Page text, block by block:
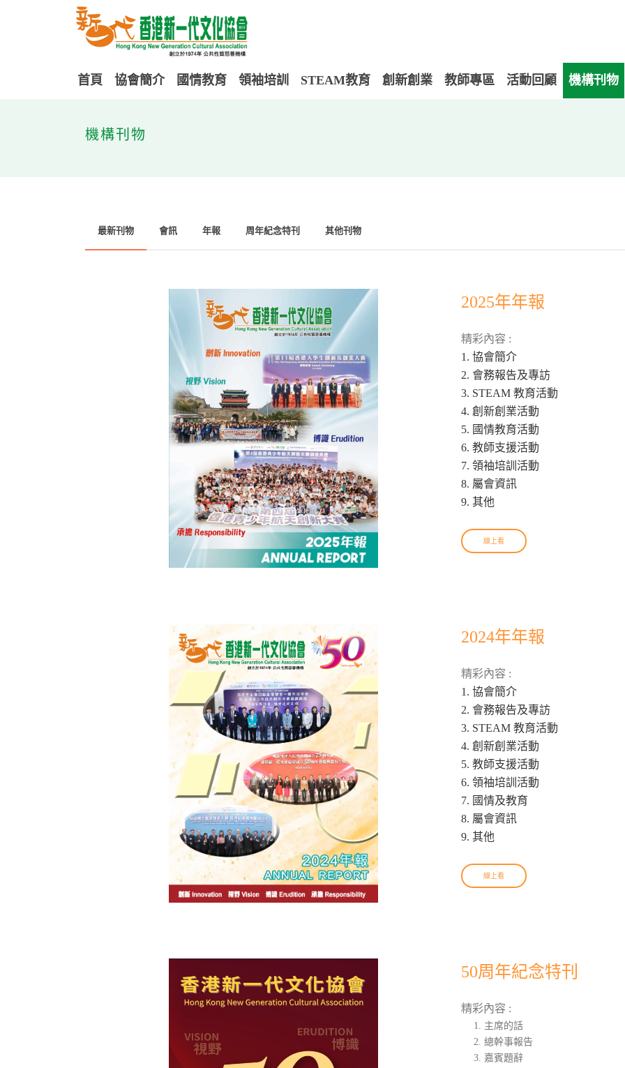
首頁 協會簡介 國情教育 領袖培訓 STEAM教育 創新創業 教師專區 活動回顧 機構刊物
機構刊物
最新刊物 會訊 年報 周年紀念特刊 其他刊物
2025年年報
精彩內容 :
1. 協會簡介
2. 會務報告及專訪
3. STEAM 教育活動
4. 創新創業活動
5. 國情教育活動
6. 教師支援活動
7. 領袖培訓活動
8. 屬會資訊
9. 其他
線上看
2024年年報
精彩內容 :
1. 協會簡介
2. 會務報告及專訪
3. STEAM 教育活動
4. 創新創業活動
5. 教師支援活動
6. 領袖培訓活動
7. 國情及教育
8. 屬會資訊
9. 其他
線上看
50周年紀念特刊
精彩內容 :
主席的話
總幹事報告
嘉賓題辭